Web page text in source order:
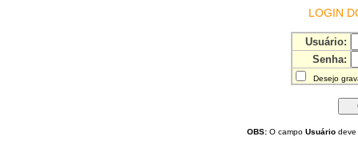
LOGIN
Usuário:
Senha:
Desejo
OBS:O campo Usuáriodeve